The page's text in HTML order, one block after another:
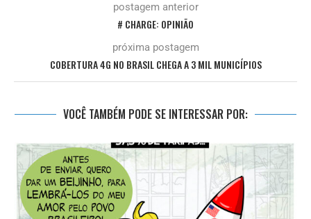
postagem anterior
# CHARGE: OPINIÃO
próxima postagem
COBERTURA 4G NO BRASIL CHEGA A 3 MIL MUNICÍPIOS
VOCÊ TAMBÉM PODE SE INTERESSAR POR: